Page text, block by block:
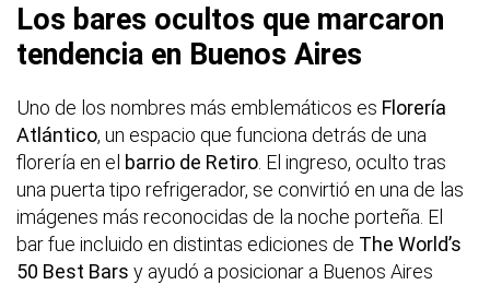
Los bares ocultos que marcaron
tendencia en Buenos Aires
Uno de los nombres más emblemáticos es Florería
Atlántico, un espacio que funciona detrás de una
florería en el barrio de Retiro . El ingreso, oculto tras
una puerta tipo refrigerador, se convirtió en una de las
imágenes más reconocidas de la noche porteña. El
bar fue incluido en distintas ediciones de The World’s
50 Best Bars y ayudó a posicionar a Buenos Aires